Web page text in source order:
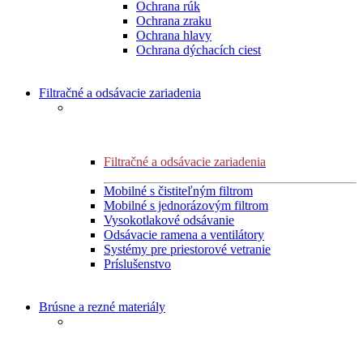
Ochrana rúk
Ochrana zraku
Ochrana hlavy
Ochrana dýchacích ciest
Filtračné a odsávacie zariadenia
Filtračné a odsávacie zariadenia
Mobilné s čistiteľným filtrom
Mobilné s jednorázovým filtrom
Vysokotlakové odsávanie
Odsávacie ramena a ventilátory
Systémy pre priestorové vetranie
Príslušenstvo
Brúsne a rezné materiály